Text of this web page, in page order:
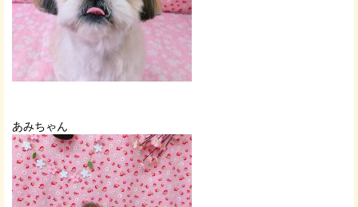
あみちゃん